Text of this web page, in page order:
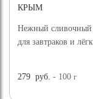
КРЫМ
Нежный сливочный
для завтраков и
279 руб. - 100г